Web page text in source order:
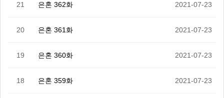
21 은혼 362화 2021-07-23
20 은혼 361화 2021-07-23
19 은혼 360화 2021-07-23
18 은혼 359화 2021-07-23